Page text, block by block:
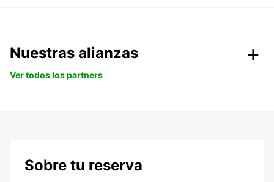
Nuestras alianzas
Ver todos los partners
Sobre tu reserva